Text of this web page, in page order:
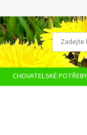
CHOVATELSKÉ POTŘEBY